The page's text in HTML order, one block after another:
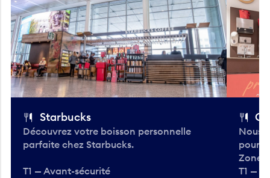
Starbucks
Découvrez votre boisson personnelle
parfaite chez Starbucks.
T1 — Avant-sécurité
Nous
pour
Zone.
T1 —